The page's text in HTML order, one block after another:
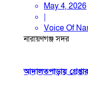
May 4, 2026
|
Voice Of
নারায়ণগঞ্জ সদর
আদালতপাড়ায়